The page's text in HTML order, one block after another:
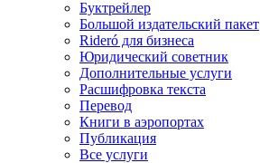
Буктрейлер
Большой издательский пакет
Rideró для бизнеса
Юридический советник
Дополнительные услуги
Расшифровка текста
Перевод
Книги в аэропортах
Публикация
Все услуги